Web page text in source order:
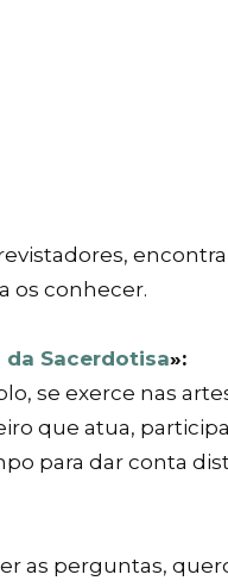
os conhecer.
da Sacerdotisa»:
se exerce nas
que atua,
para dar conta
as perguntas,